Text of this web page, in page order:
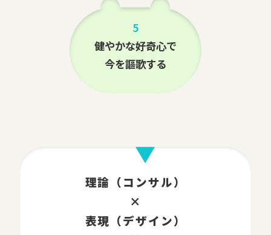
5
健やかな好奇心で
今を謳歌する
理論（コンサル）
×
表現（デザイン）